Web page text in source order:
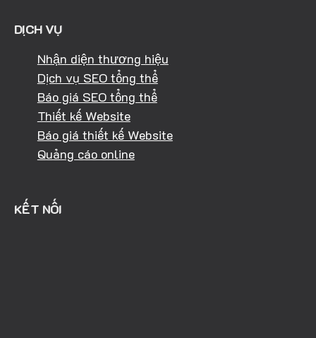
DỊCH VỤ
Nhận diện thương hiệu
Dịch vụ SEO tổng thể
Báo giá SEO tổng thể
Thiết kế Website
Báo giá thiết kế Website
Quảng cáo online
KẾT NỐI